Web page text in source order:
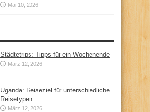
Mai 10, 2026
Städtetrips: Tipps für ein Wochenende
März 12, 2026
Uganda: Reiseziel für unterschiedliche
Reisetypen
März 12, 2026